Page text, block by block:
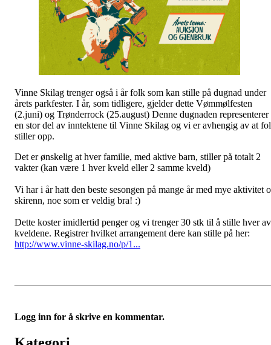
Vinne Skilag trenger også i år folk som kan stille på dugnad under
årets parkfester. I år, som tidligere, gjelder dette Vømmølfesten
(2.juni) og Trønderrock (25.august) Denne dugnaden representerer
en stor del av inntektene til Vinne Skilag og vi er avhengig av at
stiller opp.
Det er ønskelig at hver familie, med aktive barn, stiller på totalt 2
vakter (kan være 1 hver kveld eller 2 samme kveld)
Vi har i år hatt den beste sesongen på mange år med mye aktivitet
skirenn, noe som er veldig bra! :)
Dette koster imidlertid penger og vi trenger 30 stk til å stille hver av
kveldene. Registrer hvilket arrangement dere kan stille på her:
http://www.vinne-skilag.no/p/1...
Logg inn for å skrive en kommentar.